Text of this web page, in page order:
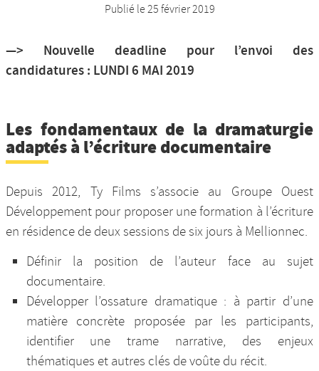
Publié le25 février 2019
—> Nouvelle deadline pour l’envoi des
candidatures : LUNDI 6 MAI 2019
Les fondamentaux de la dramaturgie
adaptés à l’écriture documentaire
Depuis 2012, Ty Films s’associe au Groupe Ouest
Développement pour proposer une formation à l’écriture
en résidence de deux sessions de six jours à Mellionnec.
Définir la position de l’auteur face au sujet
documentaire.
Développer l’ossature dramatique : à partir d’une
matière concrète proposée par les participants,
identifier une trame narrative, des enjeux
thématiques et autres clés de voûte du récit.